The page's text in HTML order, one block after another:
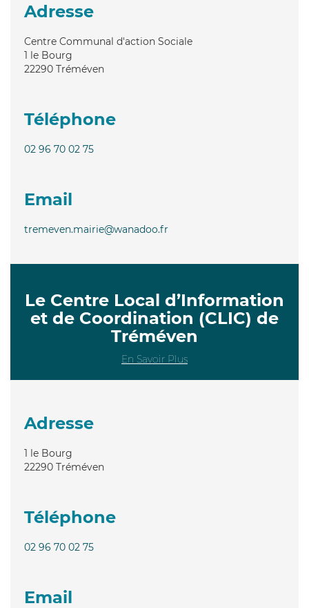
Adresse
Centre Communal d'action Sociale
1 le Bourg
22290 Tréméven
Téléphone
02 96 70 02 75
Email
tremeven.mairie@wanadoo.fr
Le Centre Local d’Information
et de Coordination (CLIC) de
Tréméven
En Savoir Plus
Adresse
1 le Bourg
22290 Tréméven
Téléphone
02 96 70 02 75
Email